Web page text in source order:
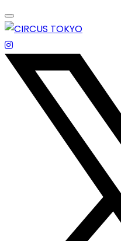
Skip
to
content
エンターテイメントスペース